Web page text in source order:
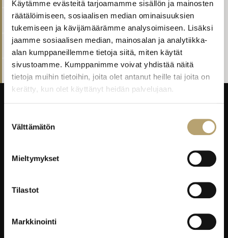
Käytämme evästeitä tarjoamamme sisällön ja mainosten
räätälöimiseen, sosiaalisen median ominaisuuksien
tukemiseen ja kävijämäärämme analysoimiseen. Lisäksi
jaamme sosiaalisen median, mainosalan ja analytiikka-
alan kumppaneillemme tietoja siitä, miten käytät
sivustoamme. Kumppanimme voivat yhdistää näitä
tietoja muihin tietoihin, joita olet antanut heille tai joita on
kerätty, kun olet käyttänyt heidän palvelujaan.
valinta
Välttämätön
Mieltymykset
Tilastot
Markkinointi
Media-ala ja kuvallinen ilmaisu
Tieto- ja viestintätekniikka-ala
Wilma